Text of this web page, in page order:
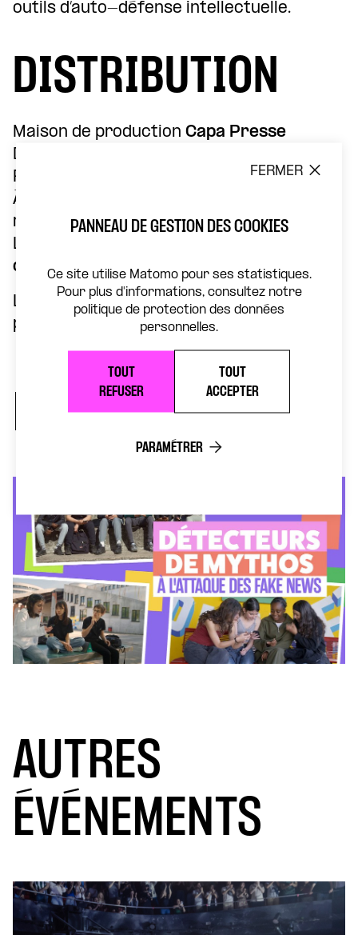
outils d’auto-défense intellectuelle.
DISTRIBUTION
Maison de production Capa Presse
Documentaire
Réalisé par
Cécile Tartakovsky
À partir d’une enquête participative en
milieu scolaire parl’association Fake off
Les protagonistes sont
classe du collège Fabien à Montreuil
La projection sera suivie d’un échange en
présence de la journaliste
EN IMAGES
AUTRES
ÉVÉNEMENTS
FERMER
PANNEAU DE GESTION DES COOKIES
Ce site utilise Matomo pour ses statistiques.
Pour plus d'informations, consultez notre
politique de protection des données
personnelles.
TOUT
REFUSER
TOUT
ACCEPTER
PARAMÉTRER